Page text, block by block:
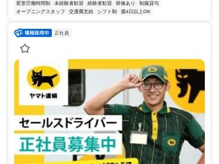
変形労働時間制 未経験者歓迎 経験者歓迎 研修あり
制服貸与
オープニングスタッフ
交通費支給 シフト制 週4日以上OK
正社員